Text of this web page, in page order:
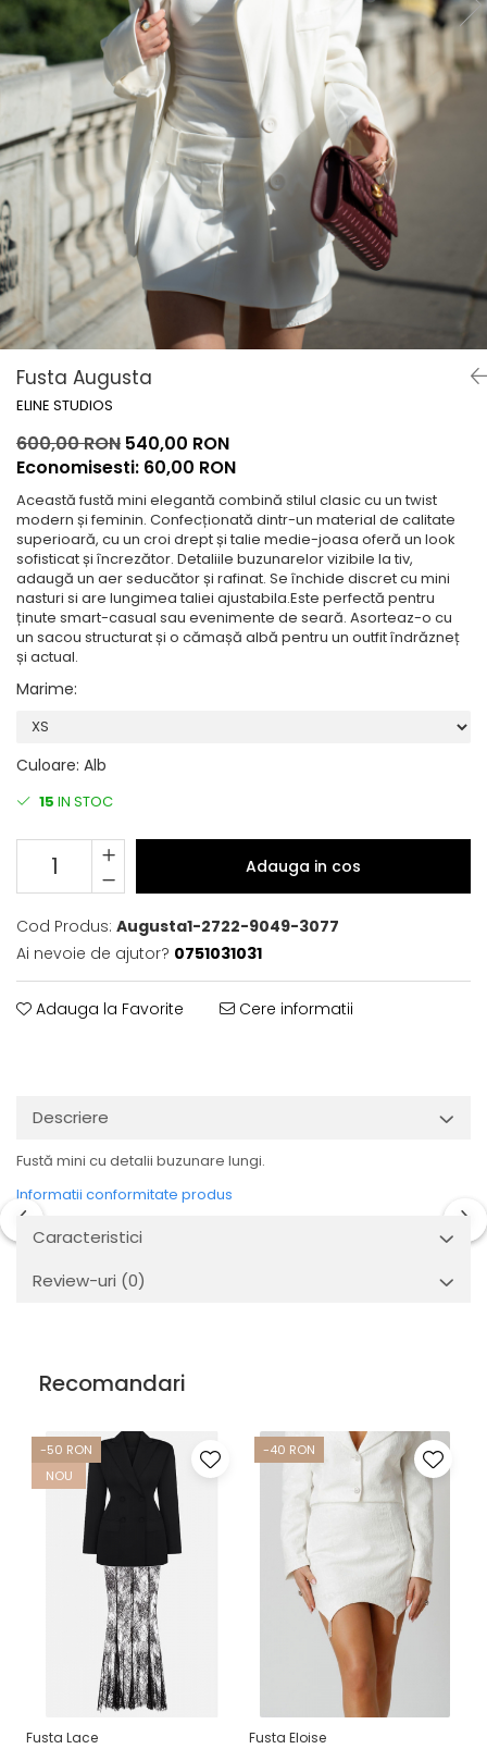
Fusta Augusta
ELINE STUDIOS
600,00 RON 540,00 RON
Economisesti: 60,00 RON
Această fustă mini elegantă combină stilul clasic cu un twist
modern și feminin. Confecționată dintr-un material de calitate
superioară, cu un croi drept și talie medie-joasa oferă un look
sofisticat și încrezător. Detaliile buzunarelor vizibile la tiv,
adaugă un aer seducător și rafinat. Se închide discret cu mini
nasturi si are lungimea taliei ajustabila.Este perfectă pentru
ținute smart-casual sau evenimente de seară. Asorteaz-o cu
un sacou structurat și o cămașă albă pentru un outfit îndrăzneț
și actual.
Marime:
Culoare: Alb
15 IN STOC
Adauga in cos
Cod Produs: Augusta1-2722-9049-3077
Ai nevoie de ajutor? 0751031031
Adauga la Favorite Cere informatii
Descriere
Fustă mini cu detalii buzunare lungi.
Informatii conformitate produs
Caracteristici
Review-uri (0)
Recomandari
-50 RON
NOU
Fusta Lace
-40 RON
Fusta Eloise